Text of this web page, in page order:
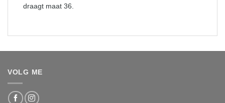
draagt maat 36.
VOLG ME